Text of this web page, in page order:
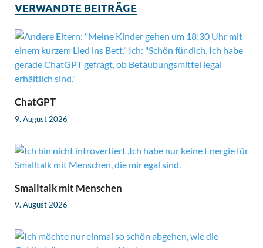
VERWANDTE BEITRÄGE
ChatGPT
9. August 2026
Smalltalk mit Menschen
9. August 2026